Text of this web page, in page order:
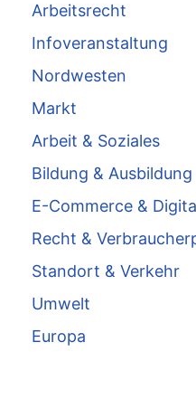
Arbeitsrecht
Infoveranstaltung
Nordwesten
Markt
Arbeit & Soziales
Bildung & Ausbildung
E-Commerce &
Recht &
Standort & Verkehr
Umwelt
Europa